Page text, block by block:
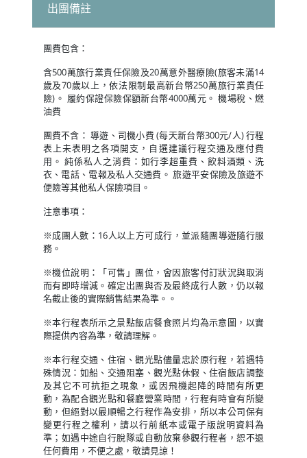
出團備註
團費包含：
含500萬旅行業責任保險及20萬意外醫療險(旅客未滿14
歲及70歲以上，依法限制最高新台幣250萬旅行業責任
險)。 履約保證保險保額新台幣4000萬元。 機場稅、燃
油費
團費不含： 導遊、司機小費 (每天新台幣300元/人) 行程
表上未表明之各項開支，自選建議行程交通及應付費
用。 純係私人之消費：如行李超重費、飲料酒類、洗
衣、電話、電報及私人交通費。 旅遊平安保險及旅遊不
便險等其他私人保險項目。
注意事項：
※成團人數：16人以上方可成行，並派隨團導遊隨行服
務。
※機位說明：「可售」團位，會因旅客付訂狀況與取消
而有即時增減。確定出團與否及最終成行人數，仍以報
名截止後的實際銷售結果為準。。
※本行程表所示之景點飯店餐食照片均為示意圖，以實
際提供內容為準，敬請理解。
※本行程交通、住宿、觀光點儘量忠於原行程，若遇特
殊情況：如船、交通阻塞、觀光點休假、住宿飯店調整
及其它不可抗拒之現象，或因飛機起降的時間有所更
動，為配合觀光點和餐廳營業時間，行程有時會有所變
動，但絕對以最順暢之行程作為安排，所以本公司保有
變更行程之權利，請以行前紙本或電子版說明資料為
準；如遇中途自行脫隊或自動放棄參觀行程者，恕不退
任何費用，不便之處，敬請見諒！